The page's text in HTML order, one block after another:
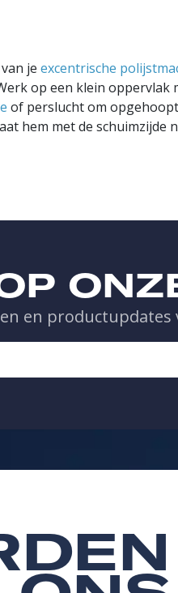
je excentrische
op een klein oppervlak
of perslucht om
hem met de
en